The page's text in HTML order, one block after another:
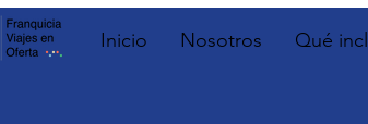
Inicio Nosotros Qué